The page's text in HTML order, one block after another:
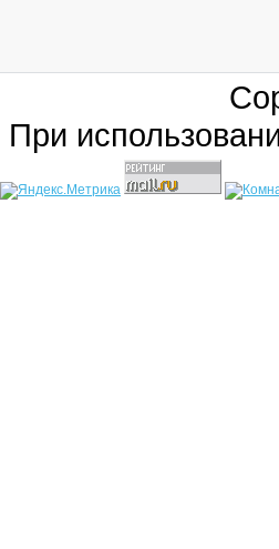
При